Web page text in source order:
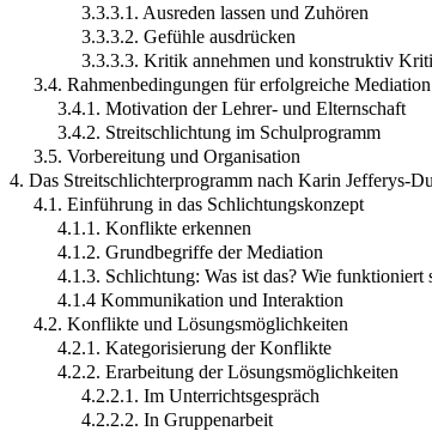
3.3.3.1. Ausreden lassen und Zuhören
3.3.3.2. Gefühle ausdrücken
3.3.3.3. Kritik annehmen und konstruktiv
3.4. Rahmenbedingungen für erfolgreiche Mediation
3.4.1. Motivation der Lehrer- und Elternschaft
3.4.2. Streitschlichtung im Schulprogramm
3.5. Vorbereitung und Organisation
4. Das Streitschlichterprogramm nach Karin Jefferys-
4.1. Einführung in das Schlichtungskonzept
4.1.1. Konflikte erkennen
4.1.2. Grundbegriffe der Mediation
4.1.3. Schlichtung: Was ist das? Wie funktioniert
4.1.4 Kommunikation und Interaktion
4.2. Konflikte und Lösungsmöglichkeiten
4.2.1. Kategorisierung der Konflikte
4.2.2. Erarbeitung der Lösungsmöglichkeiten
4.2.2.1. Im Unterrichtsgespräch
4.2.2.2. In Gruppenarbeit